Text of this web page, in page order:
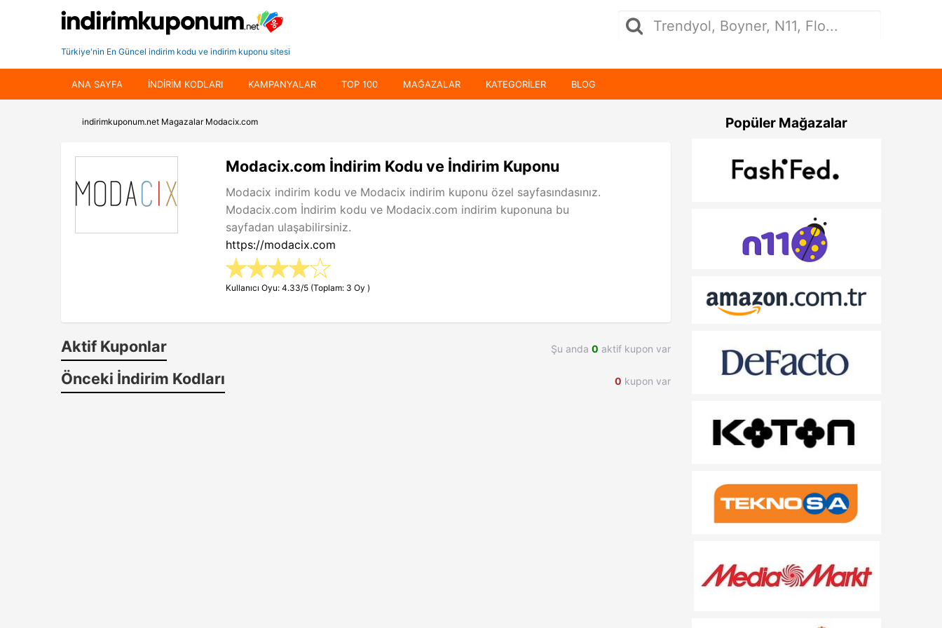
Türkiye'nin En Güncel indirim kodu ve indirim kuponu sitesi
ANA SAYFA INDIRIM KODLARI KAMPANYALAR TOP 100 MAĞAZALAR KATEGORILER BLOG
indirimkuponum.net Magazalar Modacix.com
Modacix.com İndirim Kodu ve İndirim Kuponu
Modacix indirim kodu ve Modacix indirim kuponu özel sayfasındasınız.
Modacix.com İndirim kodu ve Modacix.com indirim kuponuna bu
sayfadan ulaşabilirsiniz.
https://modacix.com
Kullanıcı Oyu: 4.33/5 (Toplam: 3 Oy )
Aktif Kuponlar Şu anda 0 aktif kupon var
Önceki İndirim Kodları 0 kupon var
Popüler Mağazalar